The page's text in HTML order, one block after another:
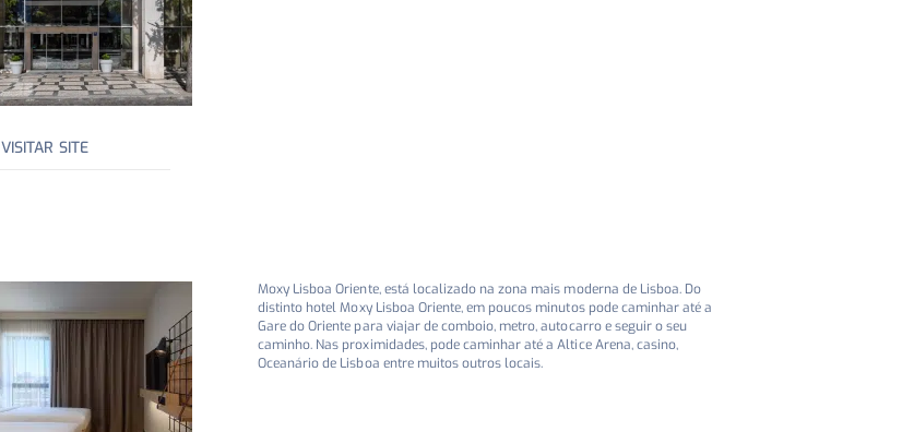
VISITAR SITE
Moxy Lisboa Oriente, está localizado na zona mais moderna de Lisboa. Do
distinto hotel Moxy Lisboa Oriente, em poucos minutos pode caminhar até a
Gare do Oriente para viajar de comboio, metro, autocarro e seguir o seu
caminho. Nas proximidades, pode caminhar até a Altice Arena, casino,
Oceanário de Lisboa entre muitos outros locais.